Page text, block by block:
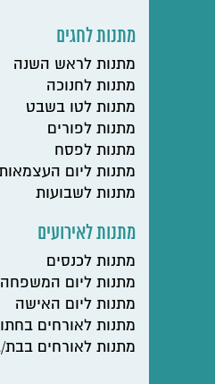
מתנות לחגים
מתנות לראש השנה
מתנות לחנוכה
מתנות לטו בשבט
מתנות לפורים
מתנות לפסח
מתנות ליום
מתנות לשבועות
מתנות לאירועים
מתנות לכנסים
מתנות ליום המשפחה
מתנות ליום האישה
מתנות לאורחים
מתנות לאורחים